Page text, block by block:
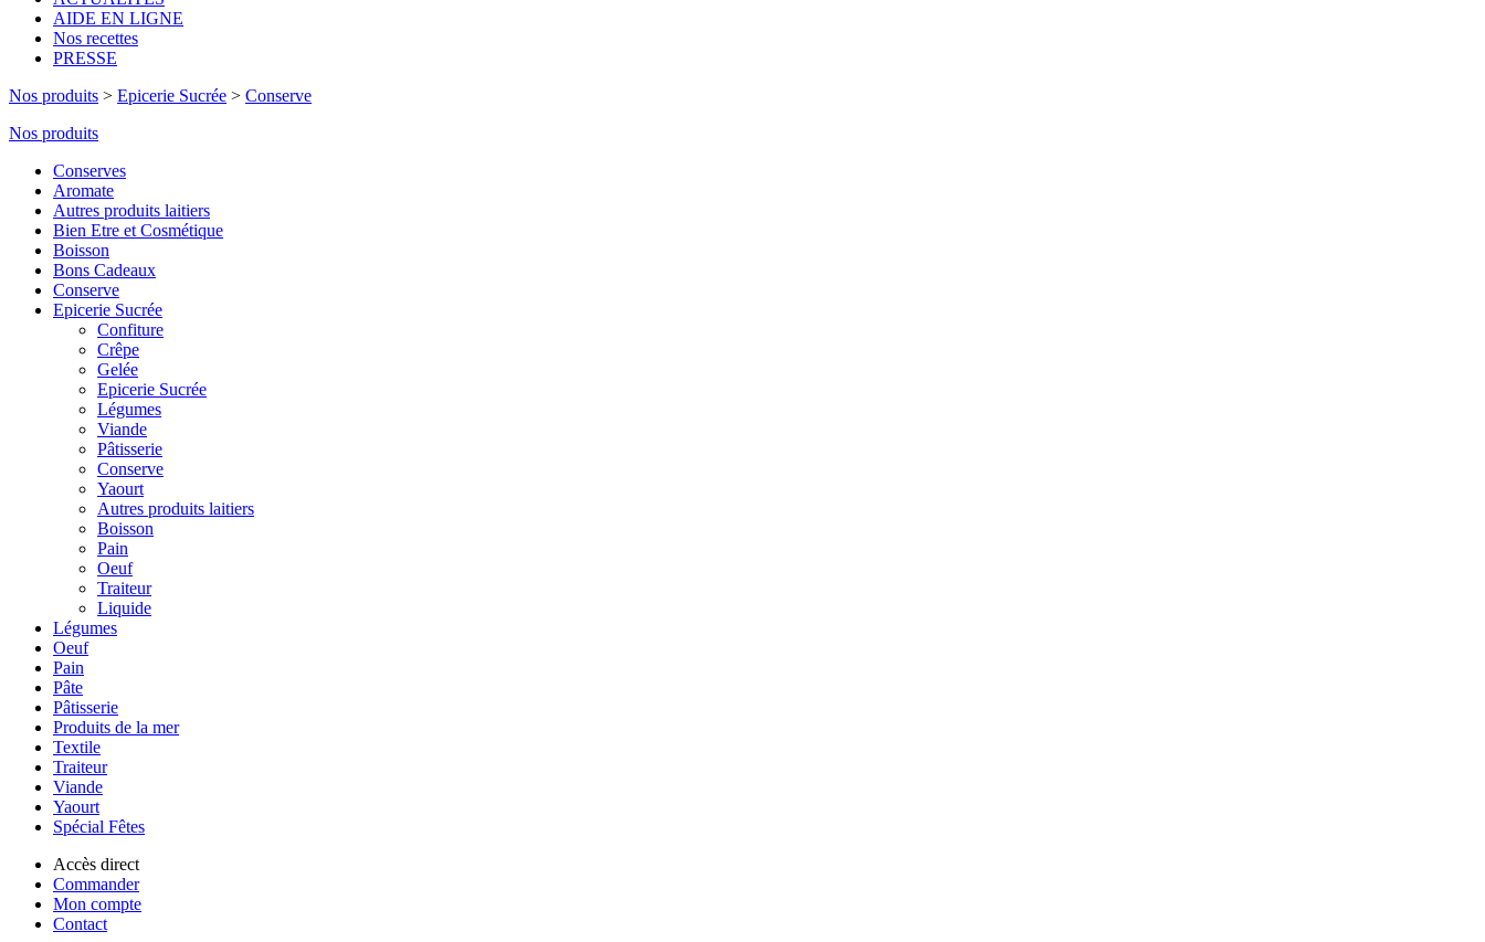
AIDE EN LIGNE
Nos recettes
PRESSE
Nos produits > Epicerie Sucrée > Conserve
Nos produits
Conserves
Aromate
Autres produits laitiers
Bien Etre et Cosmétique
Boisson
Bons Cadeaux
Conserve
Epicerie Sucrée
Confiture
Crêpe
Gelée
Epicerie Sucrée
Légumes
Viande
Pâtisserie
Conserve
Yaourt
Autres produits laitiers
Boisson
Pain
Oeuf
Traiteur
Liquide
Légumes
Oeuf
Pain
Pâte
Pâtisserie
Produits de la mer
Textile
Traiteur
Viande
Yaourt
Spécial Fêtes
Accès direct
Commander
Mon compte
Contact